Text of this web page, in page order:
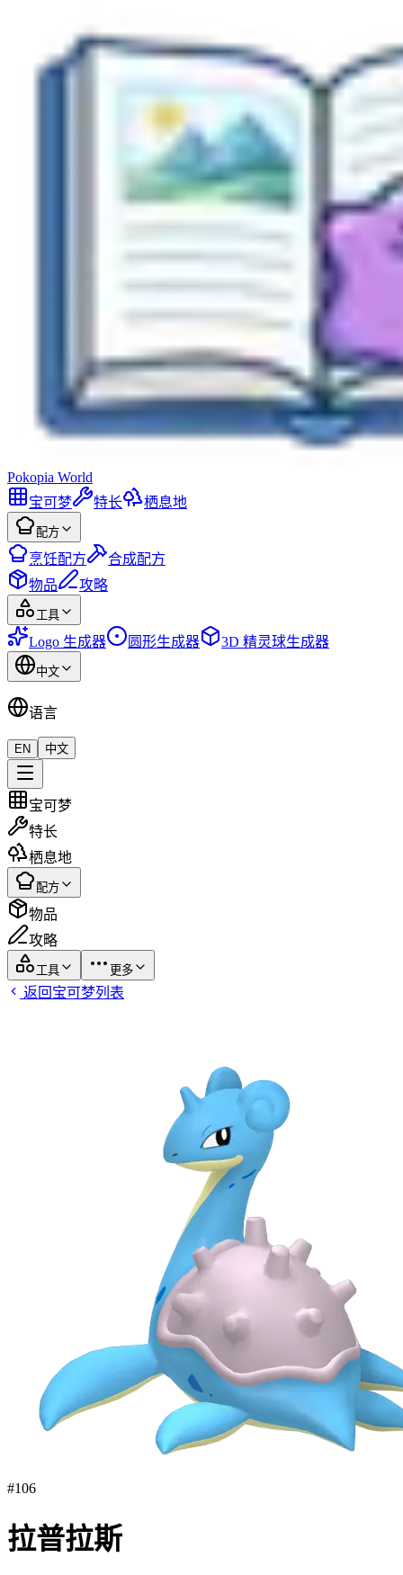
Pokopia World
宝可梦
特长 栖息地
配方
烹饪配方
合成配方
物品
攻略
工具
Logo 生成器 圆形生成器 3D 精灵球生成器
中文
语言
EN 中文
宝可梦
特长
栖息地
配方
物品
攻略
工具 更多
返回宝可梦列表
#106
拉普拉斯